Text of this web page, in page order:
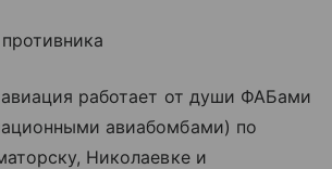
работает от души ФАБами
авиабомбами) по
Николаевке и